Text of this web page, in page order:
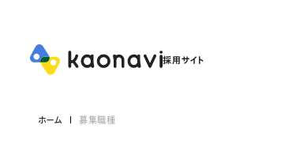
ホーム 募集職種